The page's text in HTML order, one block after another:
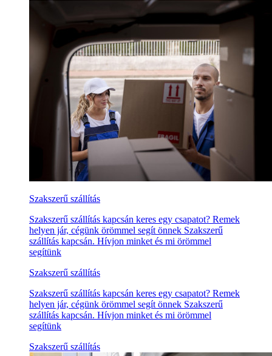
Szakszerű szállítás
Szakszerű szállítás kapcsán keres egy csapatot? Remek
helyen jár, cégünk örömmel segít önnek Szakszerű
szállítás kapcsán. Hívjon minket és mi örömmel
segítünk
Szakszerű szállítás
Szakszerű szállítás kapcsán keres egy csapatot? Remek
helyen jár, cégünk örömmel segít önnek Szakszerű
szállítás kapcsán. Hívjon minket és mi örömmel
segítünk
Szakszerű szállítás